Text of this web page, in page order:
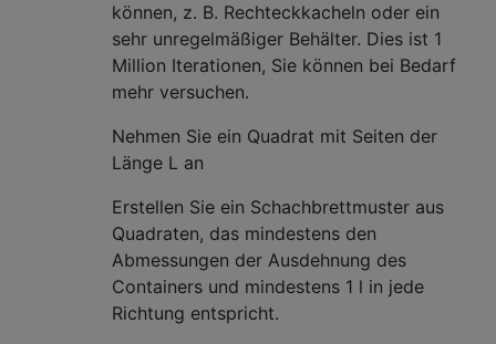
können, z. B. Rechteckkacheln oder ein
sehr unregelmäßiger Behälter. Dies ist 1
Million Iterationen, Sie können bei Bedarf
mehr versuchen.
Nehmen Sie ein Quadrat mit Seiten der
Länge L an
Erstellen Sie ein Schachbrettmuster aus
Quadraten, das mindestens den
Abmessungen der Ausdehnung des
Containers und mindestens 1 l in jede
Richtung entspricht.